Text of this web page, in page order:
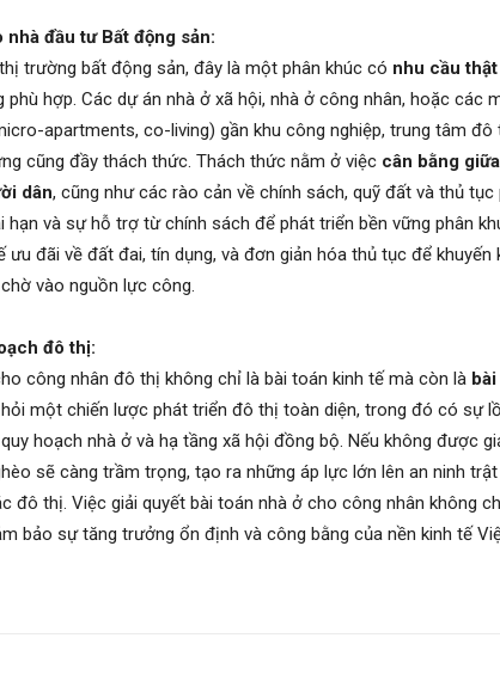
đầu tư Bất động sản:
trường bất động sản, đây là một phân khúc có nhu cầu
phù hợp. Các dự án nhà ở xã hội, nhà ở công nhân, hoặc các
apartments, co-living) gần khu công nghiệp, trung tâm đô
cũng đầy thách thức. Thách thức nằm ở việc cân bằng
dân, cũng như các rào cản về chính sách, quỹ đất và thủ tục
và sự hỗ trợ từ chính sách để phát triển bền vững phân
đãi về đất đai, tín dụng, và đơn giản hóa thủ tục để khuyến
vào nguồn lực công.
đô thị:
công nhân đô thị không chỉ là bài toán kinh tế mà còn là
một chiến lược phát triển đô thị toàn diện, trong đó có sự
hoạch nhà ở và hạ tầng xã hội đồng bộ. Nếu không được
sẽ càng trầm trọng, tạo ra những áp lực lớn lên an ninh
đô thị. Việc giải quyết bài toán nhà ở cho công nhân không
bảo sự tăng trưởng ổn định và công bằng của nền kinh tế